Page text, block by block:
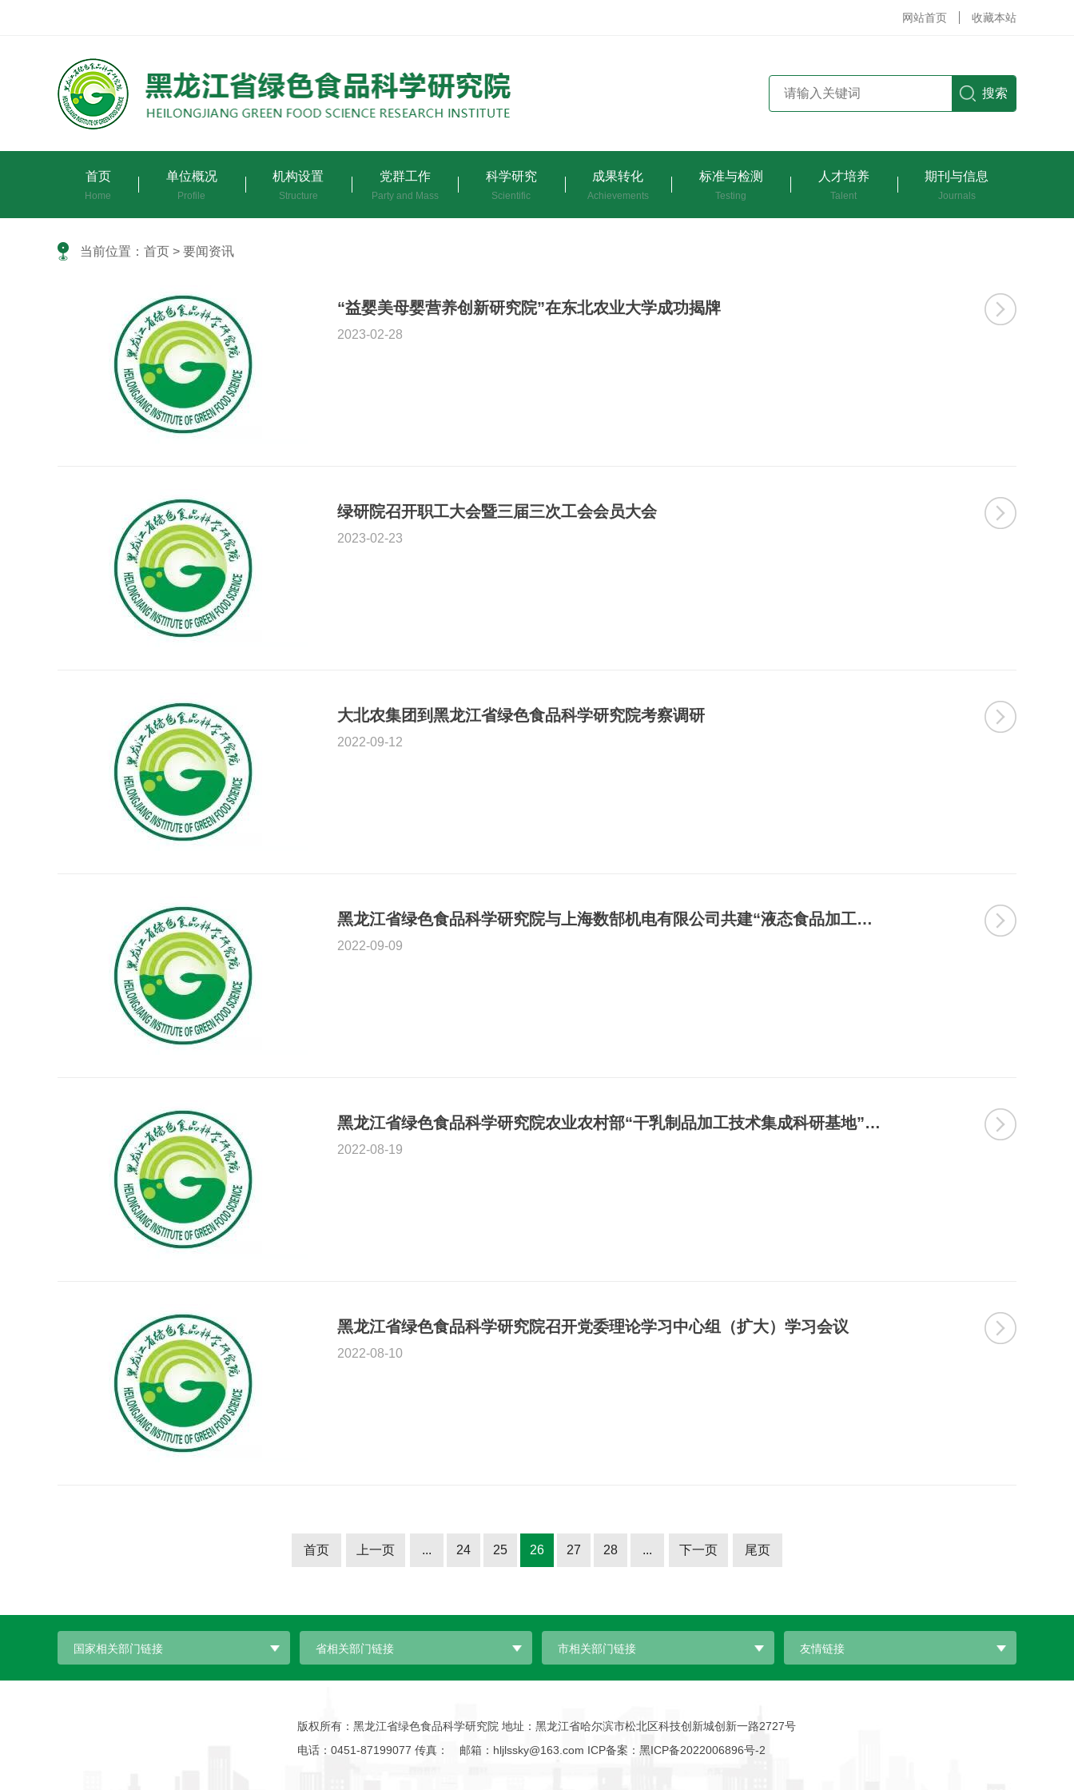
网站首页 收藏本站
搜索
首页
Home
单位概况
Profile
机构设置
Structure
党群工作
Party and Mass
科学研究
Scientific
成果转化
Achievements
标准与检测
Testing
人才培养
Talent
期刊与信息
Journals
当前位置： 首页 > 要闻资讯
“益婴美母婴营养创新研究院”在东北农业大学成功揭牌
2023-02-28
绿研院召开职工大会暨三届三次工会会员大会
2023-02-23
大北农集团到黑龙江省绿色食品科学研究院考察调研
2022-09-12
黑龙江省绿色食品科学研究院与上海数郜机电有限公司共建“液态食品加工装备创新研究院”
2022-09-09
黑龙江省绿色食品科学研究院农业农村部“干乳制品加工技术集成科研基地”项目顺利通过竣工验收
2022-08-19
黑龙江省绿色食品科学研究院召开党委理论学习中心组（扩大）学习会议
2022-08-10
首页 上一页 ... 24 25 26 27 28 ... 下一页 尾页
国家相关部门链接 省相关部门链接 市相关部门链接 友情链接
版权所有：黑龙江省绿色食品科学研究院 地址：黑龙江省哈尔滨市松北区科技创新城创新一路2727号
电话：0451-87199077 传真： 邮箱：hljlssky@163.com ICP备案： 黑ICP备2022006896号-2